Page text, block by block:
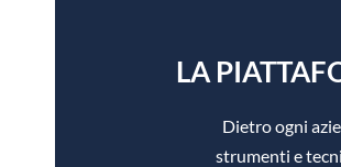
LA
Dietro ogni
strumenti e